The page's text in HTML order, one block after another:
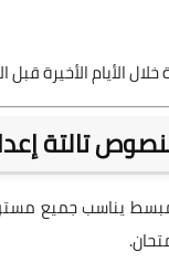
الأيام الأخيرة قبل
تالتة إعدادي
يناسب جميع